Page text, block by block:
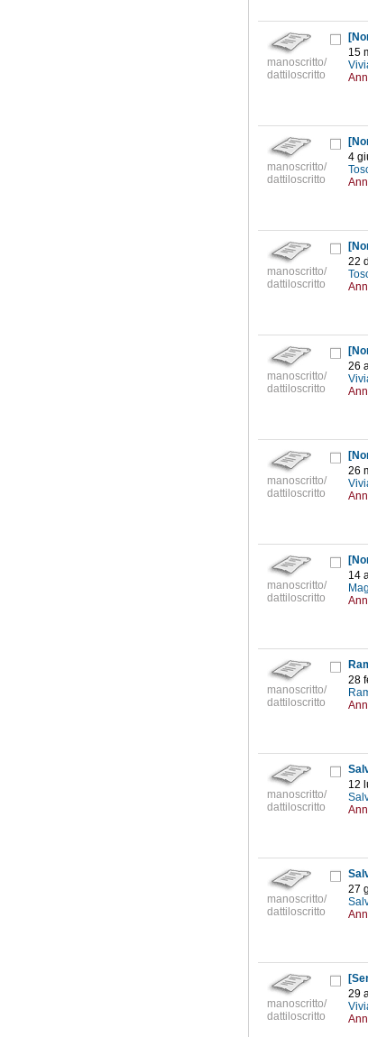
manoscritto/
dattiloscritto
15
manoscritto/
dattiloscritto
4
manoscritto/
dattiloscritto
22
manoscritto/
dattiloscritto
26
manoscritto/
dattiloscritto
26
manoscritto/
dattiloscritto
14
manoscritto/
dattiloscritto
28
manoscritto/
dattiloscritto
12
manoscritto/
dattiloscritto
27
manoscritto/
dattiloscritto
29